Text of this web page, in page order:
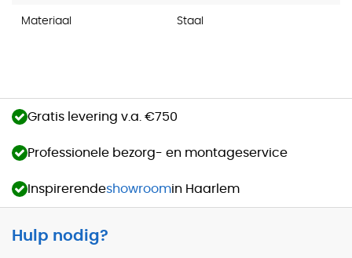
Materiaal Staal
Gratis levering v.a. €750
Professionele bezorg- en montageservice
Inspirerendeshowroomin Haarlem
Hulp nodig?